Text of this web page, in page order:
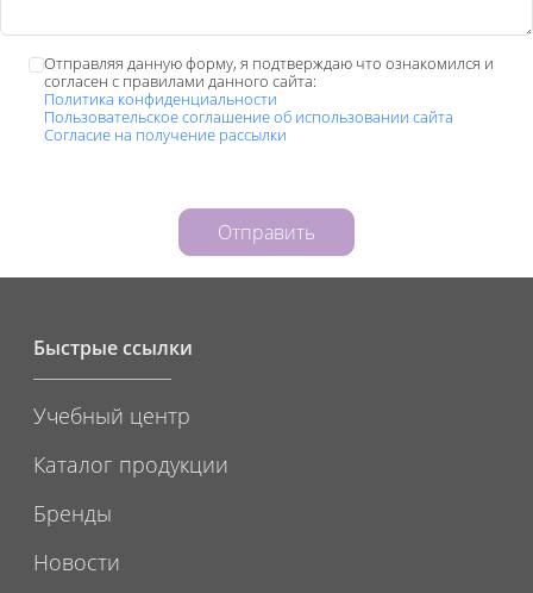
Отправляя данную форму, я подтверждаю что ознакомился и
согласен с правилами данного сайта:
Политика конфиденциальности
Пользовательское соглашение об использовании сайта
Согласие на получение рассылки
Отправить
Быстрые ссылки
Учебный центр
Каталог продукции
Бренды
Новости